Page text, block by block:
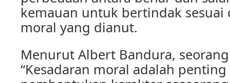
kemauan untuk bertindak
moral yang dianut.
Menurut Albert Bandura,
“Kesadaran moral adalah